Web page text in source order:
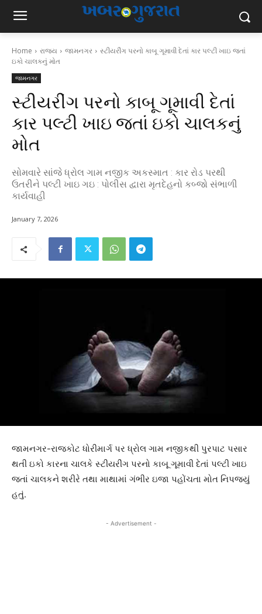
Home રાજ્ય જામનગર
સ્ટીયરીંગ પરનો કાબૂ ગૂમાવી દેતાં કાર પલ્ટી ખાઇ જતાં
ઇકો ચાલકનું મોત
જામનગર
સ્ટીયરીંગ પરનો કાબૂ ગૂમાવી દેતાં
કાર પલ્ટી ખાઇ જતાં ઇકો ચાલકનું
મોત
સોમવારે સાંજે ધ્રોલ ગામ નજીક અકસ્માત : કાર રોડ પરથી
ઉતરીને પલ્ટી ખાઇ ગઇ : પોલીસ દ્વારા મૃતદેહનો કબ્જો સંભાળી
કાર્યવાહી
January 7, 2026
જામનગર-રાજકોટ ધોરીમાર્ગ પર ધ્રોલ ગામ નજીકથી પુરપાટ પસાર
થતી ઇકો કારના ચાલકે સ્ટીયરીંગ પરનો કાબૂ ગૂમાવી દેતાં પલ્ટી ખાઇ
જતાં ચાલકને શરીરે તથા માથામાં ગંભીર ઇજા પહોંચતા મોત નિપજયું
હતું.
- Advertisement -